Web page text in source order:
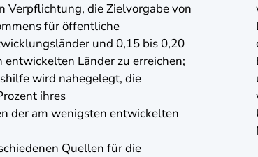
Verpflichtung, die Zielvorgabe von
für öffentliche
und 0,15 bis 0,20
Länder zu erreichen;
wird nahegelegt, die
ihres
der am wenigsten entwickelten
Quellen für die